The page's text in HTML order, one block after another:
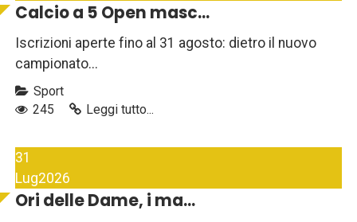
Calcio a 5 Open masc...
Iscrizioni aperte fino al 31 agosto: dietro il nuovo
campionato...
Sport
245
Leggi tutto...
31
Lug2026
Ori delle Dame, i ma...